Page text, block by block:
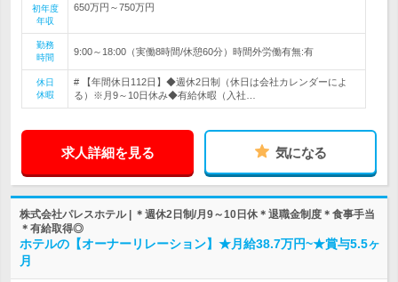
初年度
年収
650万円～750万円
勤務
時間
9:00～18:00（実働8時間/休憩60分）時間外労働有無:有
休日
休暇
# 【年間休日112日】◆週休2日制（休日は会社カレンダーによ
る）※月9～10日休み◆有給休暇（入社…
求人詳細を見る 気になる
株式会社パレスホテル | ＊週休2日制/月9～10日休＊退職金制度＊食事手当
＊有給取得◎
ホテルの【オーナーリレーション】★月給38.7万円~★賞与5.5ヶ
月